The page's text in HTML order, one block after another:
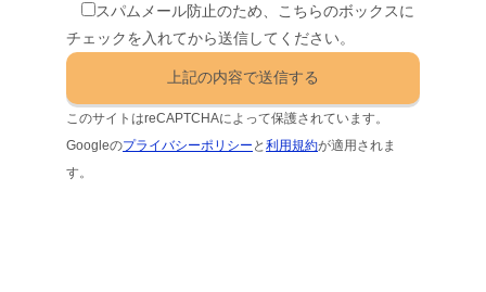
スパムメール防止のため、こちらのボックスに
チェックを入れてから送信してください。
このサイトはreCAPTCHAによって保護されています。
Googleのプライバシーポリシー と利用規約が適用されま
す。